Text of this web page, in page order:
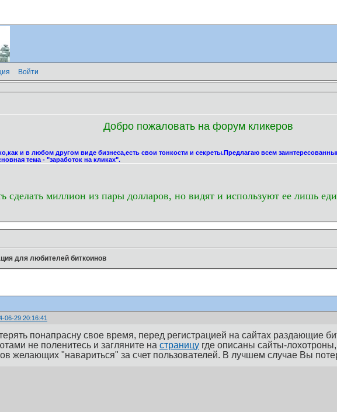
Войти
Добро пожаловать на форум кликеров
и в любом другом виде бизнеса,есть свои тонкости и секреты.Предлагаю всем
тема - "заработок на кликах".
сделать миллион из пары долларов, но видят и используют ее лишь
для любителей биткоинов
06-29 20:16:41
понапрасну свое время, перед регистрацией на сайтах раздающие
не поленитесь и загляните настраницу где описаны сайты-
желающих "навариться" за счет пользователей. В лучшем случае Вы